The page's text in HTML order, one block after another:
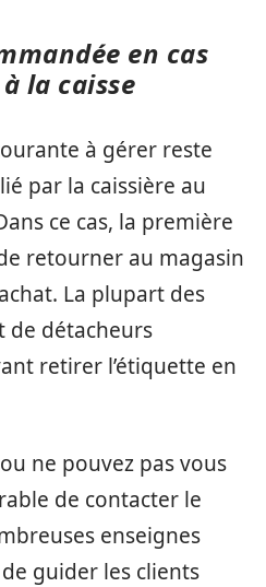
en cas
la caisse
à gérer reste
par la caissière au
ce cas, la première
retourner au magasin
La plupart des
de détacheurs
retirer l’étiquette en
ne pouvez pas vous
de contacter le
enseignes
guider les clients